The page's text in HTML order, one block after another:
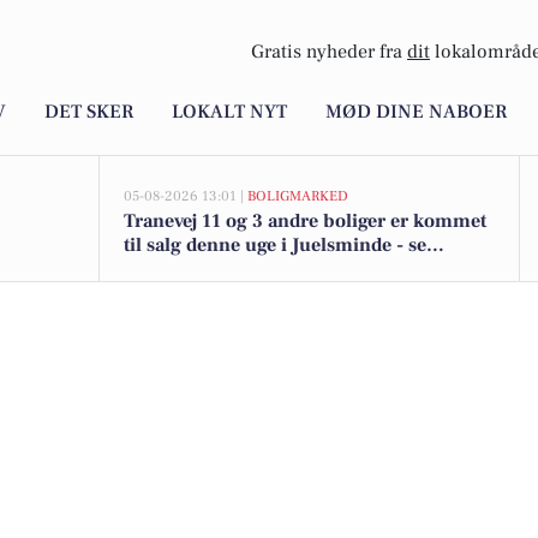
Gratis nyheder fra dit
DET SKER LOKALT NYT MØD DINE NABOER
05-08-2026 13:01 | BOLIGMARKED
Tranevej 11 og 3 andre boliger er kommet
til salg denne uge i Juelsminde - se